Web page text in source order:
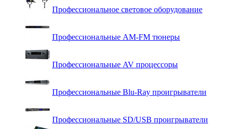
Профессиональное световое оборудование
Профессиональные AM-FM тюнеры
Профессиональные AV процессоры
Профессиональные Blu-Ray проигрыватели
Профессиональные SD/USB проигрыватели